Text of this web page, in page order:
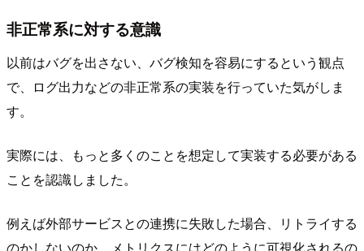
非正常系に対する意識
以前はバグを出さない、バグ検知を容易にするという観点
で、ログ出力などの非正常系の実装を行っていた気がしま
す。
実際には、もっと多くのことを想定して実装する必要がある
ことを認識しました。
例えば外部サービスとの連携に失敗した場合、リトライする